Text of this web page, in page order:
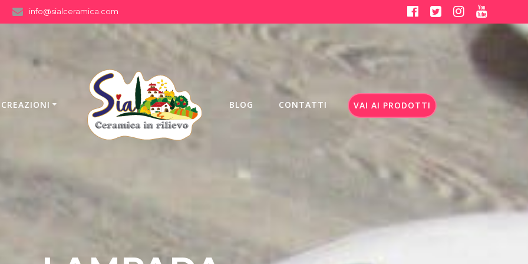
info@sialceramica.com
BLOG CONTATTI VAI AI PRODOTTI